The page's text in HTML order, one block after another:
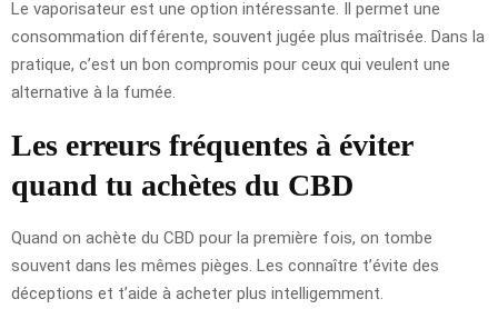
Le vaporisateur est une option intéressante. Il permet une
consommation différente, souvent jugée plus maîtrisée. Dans la
pratique, c’est un bon compromis pour ceux qui veulent une
alternative à la fumée.
Les erreurs fréquentes à éviter
quand tu achètes du CBD
Quand on achète du CBD pour la première fois, on tombe
souvent dans les mêmes pièges. Les connaître t’évite des
déceptions et t’aide à acheter plus intelligemment.